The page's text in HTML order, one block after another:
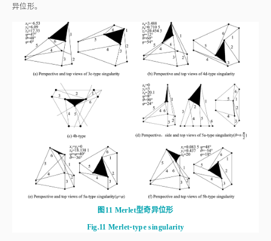
异位形。
图11 Merlet型奇异位形
Fig.11 Merlet⁃type singularity